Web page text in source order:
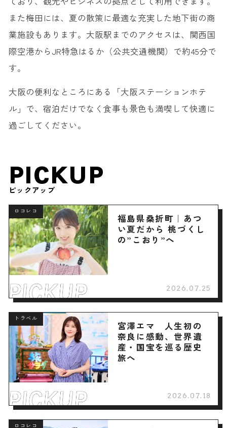
また梅田には、夏の散策に最適な充実した地下街の商
業施設もあります。大阪駅までのアクセスは、関西国
際空港からJR特急はるか（公共交通機関）で約45分で
す。
大阪の便利なところにある「大阪ステーションホテ
ル」で、宿泊だけでなく食事も景色も満喫して快適に
過ごしてください。
PICKUP
ピックアップ
ロコレコ
福島県桑折町｜あつ
い夏だから 桃づくし
の”こおり”へ
2026.07.25
トラベル
宮澤エマ 人生初の
奈良に感動、世界遺
産・国宝を巡る歴史
旅へ
2026.07.18
ロコレコ